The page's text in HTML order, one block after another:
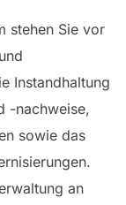
stehen Sie vor
Instandhaltung
-nachweise,
sowie das
an